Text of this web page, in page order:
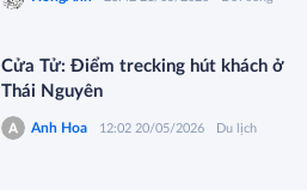
Cửa Tử: Điểm trecking hút khách ở
Thái Nguyên
Anh Hoa 12:02 20/05/2026 Du lịch